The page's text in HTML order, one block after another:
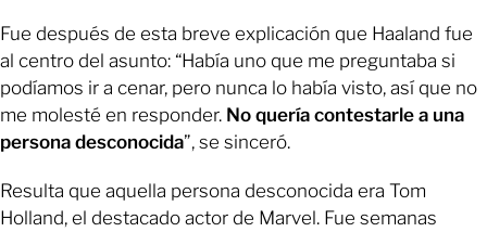
Fue después de esta breve explicación que Haaland fue
al centro del asunto: “Había uno que me preguntaba si
podíamos ir a cenar, pero nunca lo había visto, así que no
me molesté en responder. No quería contestarle a una
persona desconocida”, se sinceró.
Resulta que aquella persona desconocida era Tom
Holland, el destacado actor de Marvel. Fue semanas